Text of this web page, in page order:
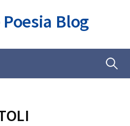
Blog
Ricerca